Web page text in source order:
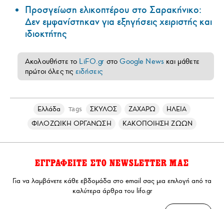
Προσγείωση ελικοπτέρου στο Σαρακήνικο:
Δεν εμφανίστηκαν για εξηγήσεις χειριστής και
ιδιοκτήτης
Ακολουθήστε το LiFO.gr στοGoogle News και μάθετε
πρώτοι όλες τις ειδήσεις
Ελλάδα Tags ΣΚΥΛΟΣ ΖΑΧΑΡΩ
ΗΛΕΙΑ
ΦΙΛΟΖΩΙΚΗ ΟΡΓΑΝΩΣΗ
ΚΑΚΟΠΟΙΗΣΗ ΖΩΩΝ
ΕΓΓΡΑΦΕΙΤΕ ΣΤΟ NEWSLETTER ΜΑΣ
Για να λαμβάνετε κάθε εβδομάδα στο email σας μια επιλογή από τα
καλύτερα άρθρα του lifo.gr